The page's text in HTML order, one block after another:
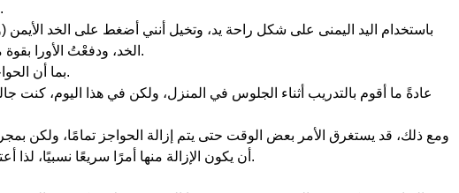
عندما علمت بوجود هذه الحواجز، بدأت أحاول مرارًا وتكرارًا باستخدام وعيي لإزالة الحواجز.
باستخدام اليد اليمنى على شكل راحة يد، وتخيل أنني أضغط على الخد
الخد، ودفعْتُ الأورا بقوة من اليمين إلى مركز الرأس، مثلما أدفع الأورا باستخدام يد تحمل أورا، بهدف إرخاء المنطقة.
بما أن الحواجز هي ببساطة مناطق صلبة، فإذا استخدمنا الأورا لتليين هذه المناطق، فسيكون ذلك كافيًا.
عادةً ما أقوم بالتدريب أثناء الجلوس في المنزل، ولكن في هذا اليوم،
ومع ذلك، قد يستغرق الأمر بعض الوقت حتى يتم إزالة الحواجز تمامًا، ولكن
أن يكون الإزالة منها أمرًا سريعًا نسبيًا، لذا أعتقد أنه كان جيدًا بما فيه الكفاية حتى تمكنت من إدراك وجود هذه الحواجز وتحويلها إلى واقع.